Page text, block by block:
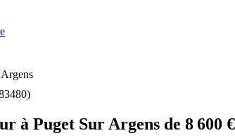
)
à Puget Sur Argens de 8 600